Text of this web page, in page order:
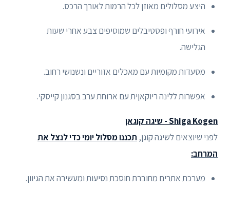
היצע מסלולים מאוזן לכל הרמות לאורך הרכס.
אירועי חורף ופסטיבלים שמוסיפים צבע אחרי שעות
הגלישה.
מסעדות מקומיות עם מאכלים אזוריים ונשנושי רחוב.
אפשרות ללינה ריוקאןית עם ארוחת ערב בסגנון קייסקי.
Shiga Kogen - שיגה קוגאן
לפני שיוצאים לשיגה קוגן, תכננו מסלול יומי כדי לנצל את
המרחב:
מערכת אתרים מחוברת חוסכת נסיעות ומעשירה את הגיוון.